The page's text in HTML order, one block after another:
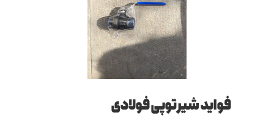
فواید شیر توپی فولادی